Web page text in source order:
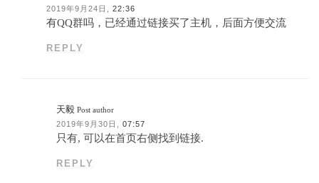
2019年9月24日, 22:36
有QQ群吗，已经通过链接买了主机，后面方便交流
REPLY
天毅 Post author
2019年9月30日,
07:57
只有, 可以在首页右侧找到链接.
REPLY